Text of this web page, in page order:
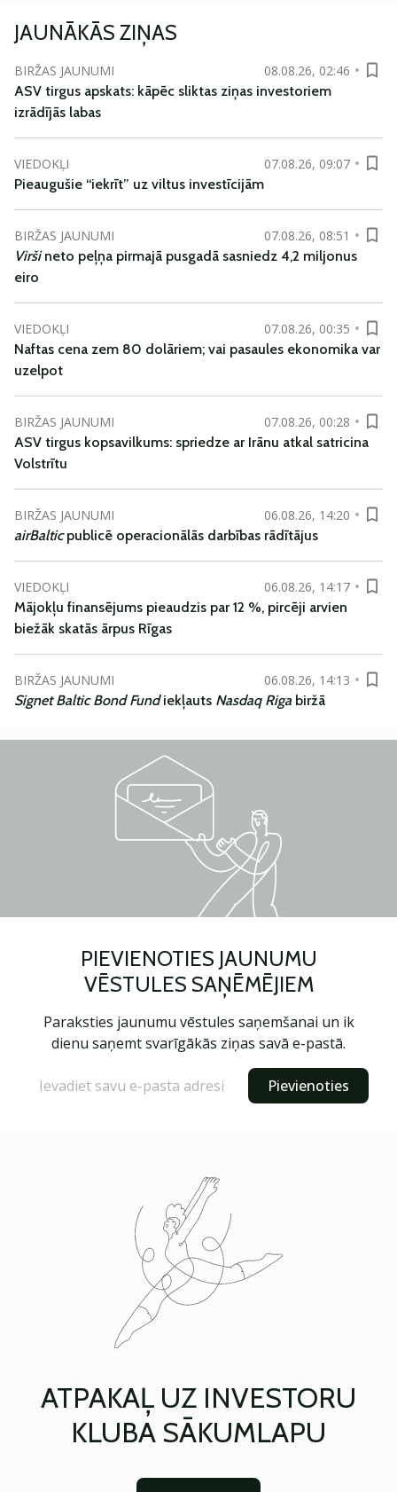
JAUNĀKĀS ZIŅAS
BIRŽAS JAUNUMI
08.08.26, 02:46
ASV tirgus apskats: kāpēc sliktas ziņas investoriem
izrādījās labas
VIEDOKĻI
07.08.26, 09:07
Pieaugušie “iekrīt” uz viltus investīcijām
BIRŽAS JAUNUMI
07.08.26, 08:51
Viršineto peļņa pirmajā pusgadā sasniedz 4,2 miljonus
eiro
VIEDOKĻI
07.08.26, 00:35
Naftas cena zem 80 dolāriem; vai pasaules ekonomika var
uzelpot
BIRŽAS JAUNUMI
07.08.26, 00:28
ASV tirgus kopsavilkums: spriedze ar Irānu atkal satricina
Volstrītu
BIRŽAS JAUNUMI
06.08.26, 14:20
airBalticpublicē operacionālās darbības rādītājus
VIEDOKĻI
06.08.26, 14:17
Mājokļu finansējums pieaudzis par 12 %, pircēji arvien
biežāk skatās ārpus Rīgas
BIRŽAS JAUNUMI
06.08.26, 14:13
Signet Baltic Bond Fundiekļauts Nasdaq Riga biržā
PIEVIENOTIES JAUNUMU
VĒSTULES SAŅĒMĒJIEM
Paraksties jaunumu vēstules saņemšanai un ik
dienu saņemt svarīgākās ziņas savā e-pastā.
Pievienoties
ATPAKAĻ UZ INVESTORU
KLUBA SĀKUMLAPU